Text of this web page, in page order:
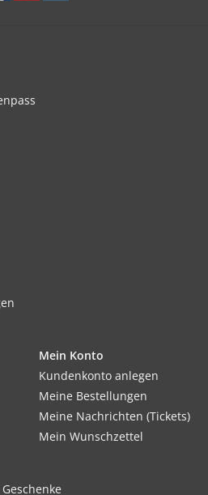
Mein Konto
Kundenkonto anlegen
Meine Bestellungen
Meine Nachrichten (Tickets)
Mein Wunschzettel